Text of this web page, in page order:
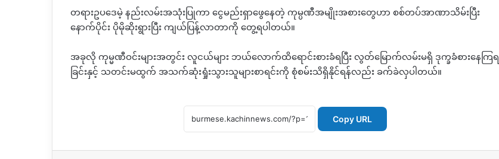
တရားဥပဒေမဲ့ နည်းလမ်းအသုံးပြုကာ ငွေမည်းရှာဖွေနေတဲ့ ကုမ္ပဏီအမျိုးအစားတွေဟာ စစ်တပ်အာဏာသိမ်းပြီး
နောက်ပိုင်း ပိုမိုဆိုးရွားပြီး ကျယ်ပြန့်လာတာကို တွေ့ရပါတယ်။
အခုလို ကုမ္မဏီဝင်းများအတွင်း လူငယ်များ ဘယ်လောက်ထိရောင်းစားခံရပြီး လွတ်မြောက်လမ်းမရှိ ဒုက္ခခံစားနေကြရ
ခြင်းနှင့် သတင်းမထွက် အသက်ဆုံးရှုံးသွားသူများစာရင်းကို စုံစမ်းသိရှိနိုင်ရန်လည်း ခက်ခဲလှပါတယ်။
Copy URL